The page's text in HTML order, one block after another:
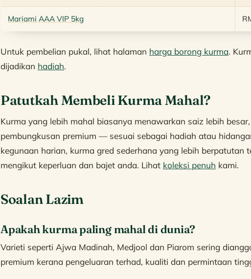
Mariami AAA VIP 5kg
Untuk pembelian pukal, lihat halaman harga borong kurma.
dijadikan hadiah.
Patutkah Membeli Kurma Mahal?
Kurma yang lebih mahal biasanya menawarkan saiz lebih
pembungkusan premium — sesuai sebagai hadiah atau
kegunaan harian, kurma gred sederhana yang lebih berpatutan
mengikut keperluan dan bajet anda. Lihat koleksi penuh kami.
Soalan Lazim
Apakah kurma paling mahal di dunia?
Varieti seperti Ajwa Madinah, Medjool dan Piarom sering
premium kerana pengeluaran terhad, kualiti dan permintaan